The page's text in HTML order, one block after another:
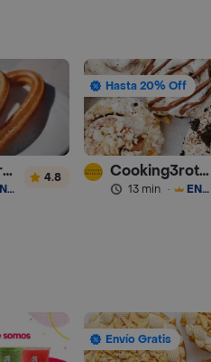
I Love Churros 95
ENVÍO GRATIS
4.8
Hasta 20% Off
Cooking3rothers
13 min · ENVÍO GRATIS
Envío Gratis